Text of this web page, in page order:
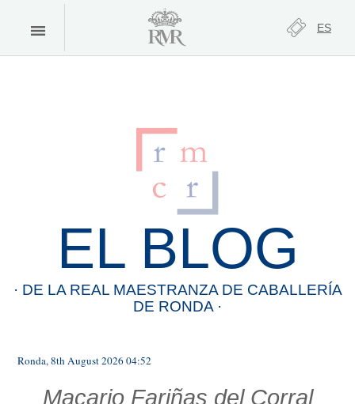
ES
EL BLOG
· DE LA REAL MAESTRANZA DE CABALLERÍA
DE RONDA ·
Ronda, 8th August 2026 04:52
Macario Fariñas del Corral